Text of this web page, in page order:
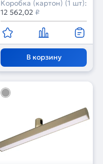
Коробка (картон) (1 шт):
12 562,02 ₽
В корзину